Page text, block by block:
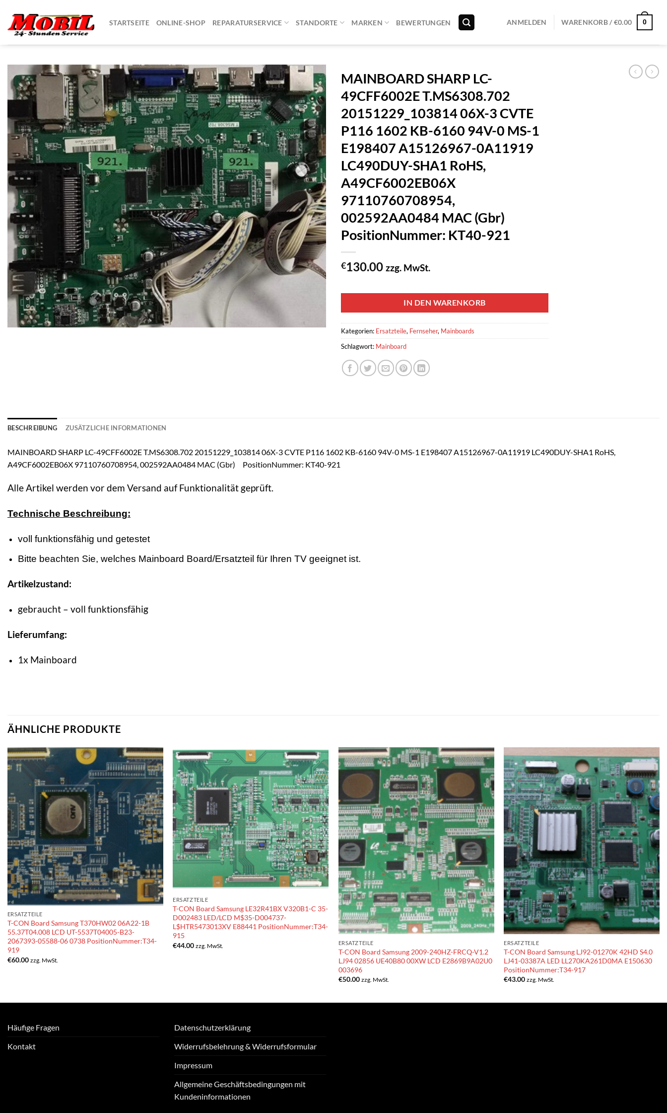
Inhalt
springen
STARTSEITE ONLINE-SHOP REPARATURSERVICE STANDORTE MARKEN BEWERTUNGEN ANMELDEN WARENKORB /€0.00 0
MAINBOARD SHARP LC-
49CFF6002E T.MS6308.702
20151229_103814 06X-3 CVTE
P116 1602 KB-6160 94V-0 MS-1
E198407 A15126967-0A11919
LC490DUY-SHA1 RoHS,
A49CF6002EB06X
97110760708954,
002592AA0484 MAC (Gbr)
PositionNummer: KT40-921
€130.00 zzg. MwSt.
IN DEN WARENKORB
Kategorien: Ersatzteile, Fernseher, Mainboards
Schlagwort: Mainboard
BESCHREIBUNG ZUSÄTZLICHE INFORMATIONEN
MAINBOARD SHARP LC-49CFF6002E T.MS6308.702 20151229_103814 06X-3 CVTE P116 1602 KB-6160 94V-0 MS-1 E198407 A15126967-0A11919 LC490DUY-SHA1 RoHS,
A49CF6002EB06X 97110760708954, 002592AA0484 MAC (Gbr) PositionNummer: KT40-921
Alle Artikel werden vor dem Versand auf Funktionalität geprüft.
Technische Beschreibung:
voll funktionsfähig und getestet
Bitte beachten Sie, welches Mainboard Board/Ersatzteil für Ihren TV geeignet ist.
Artikelzustand:
gebraucht – voll funktionsfähig
Lieferumfang:
1x Mainboard
ÄHNLICHE PRODUKTE
ERSATZTEILE
T-CON Board Samsung T370HW02 06A22-1B
55.37T04.008 LCD UT-5537T04005-B23-
2067393-05588-06 0738 PositionNummer:T34-
919
€60.00 zzg. MwSt.
ERSATZTEILE
T-CON Board Samsung LE32R41BX V320B1-C 35-
D002483 LED/LCD M$35-D004737-
L$HTR5473013XV E88441 PositionNummer:T34-
915
€44.00 zzg. MwSt. ERSATZTEILE
T-CON Board Samsung 2009-240HZ-FRCQ-V1.2
LJ94 02856 UE40B80 00XW LCD E2869B9A02U0
003696
€50.00 zzg. MwSt.
ERSATZTEILE
T-CON Board Samsung LJ92-01270K 42HD S4.0
LJ41-03387A LED LL270KA261D0MA E150630
PositionNummer:T34-917
€43.00 zzg. MwSt.
Häufige Fragen
Kontakt
Datenschutzerklärung
Widerrufsbelehrung & Widerrufsformular
Impressum
Allgemeine Geschäftsbedingungen mit
Kundeninformationen